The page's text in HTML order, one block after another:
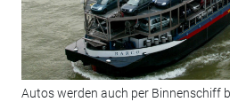
Autos werden auch per Binnenschiff